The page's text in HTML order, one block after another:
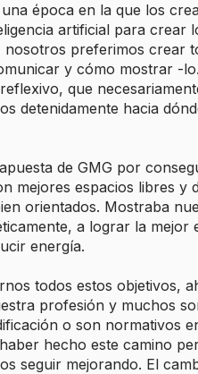
época en la que los
artificial para crear
nosotros preferimos crear
y cómo mostrar -
que
detenidamente hacia
de GMG por
mejores espacios libres y
orientados. Mostraba
a lograr la mejor
energía.
todos estos objetivos,
profesión y muchos
o son normativos
hecho este camino
seguir mejorando. El